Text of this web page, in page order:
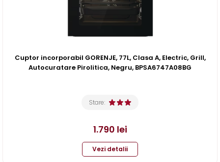
Cuptor incorporabil GORENJE, 77L, Clasa A, Electric, Grill,
Autocuratare Pirolitica, Negru, BPSA6747A08BG
Stare:
1.790 lei
Vezi detalii